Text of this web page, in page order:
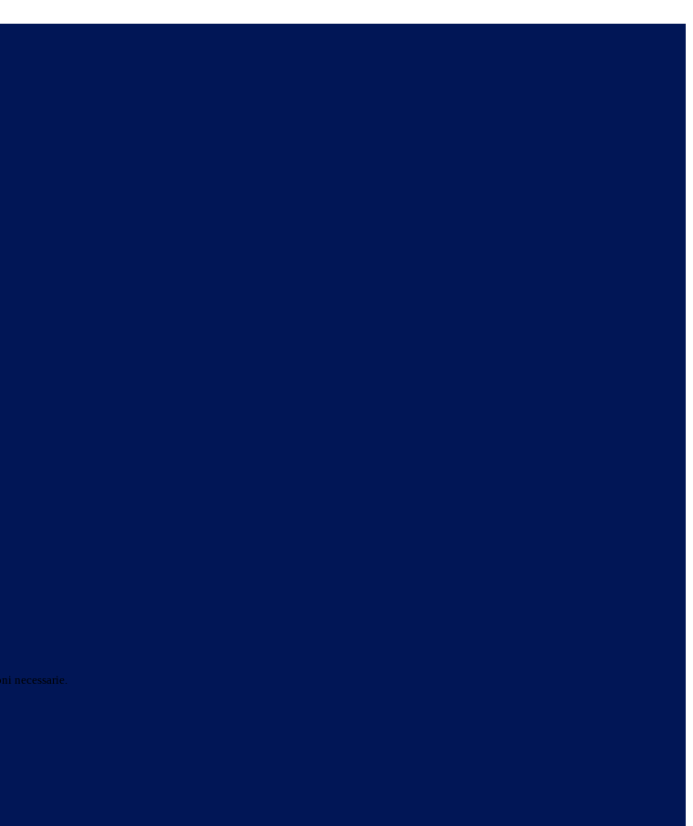
necessarie.